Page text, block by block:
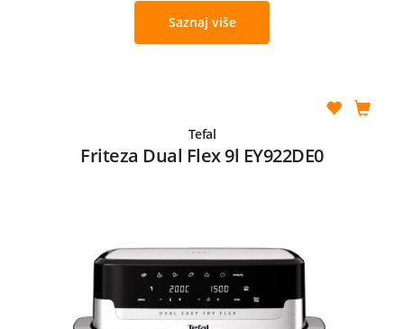
Saznaj više
Tefal
Friteza Dual Flex 9l EY922DE0